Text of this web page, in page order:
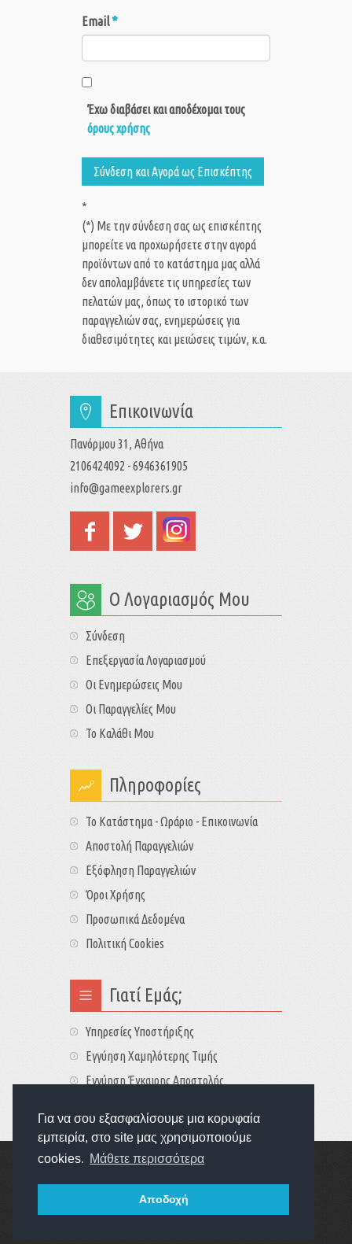
Για να σου εξασφαλίσουμε μια κορυφαία
εμπειρία, στο site μας χρησιμοποιούμε
cookies. Μάθετε περισσότερα
Αποδοχή
Email*
Έχω διαβάσει και αποδέχομαι τους
όρους χρήσης
Σύνδεση και Αγορά ως Eπισκέπτης
*
(*) Με την σύνδεση σας ως επισκέπτης
μπορείτε να προχωρήσετε στην αγορά
προϊόντων από το κατάστημα μας αλλά
δεν απολαμβάνετε τις υπηρεσίες των
πελατών μας, όπως το ιστορικό των
παραγγελιών σας, ενημερώσεις για
διαθεσιμότητες και μειώσεις τιμών, κ.α.
Επικοινωνία
Πανόρμου 31, Αθήνα
2106424092 - 6946361905
info@gameexplorers.gr
Ο Λογαριασμός Μου
Σύνδεση
Επεξεργασία Λογαριασμού
Οι Ενημερώσεις Μου
Οι Παραγγελίες Μου
Το Καλάθι Μου
Πληροφορίες
Το Κατάστημα - Ωράριο - Επικοινωνία
Αποστολή Παραγγελιών
Εξόφληση Παραγγελιών
Όροι Χρήσης
Προσωπικά Δεδομένα
Πολιτική Cookies
Γιατί Εμάς;
Υπηρεσίες Υποστήριξης
Εγγύηση Χαμηλότερης Τιμής
Εγγύηση Έγκαιρης Αποστολής
Copyright © 2022GameExplorers
Οι τιμές περιλαμβάνουν ΦΠΑ 24%